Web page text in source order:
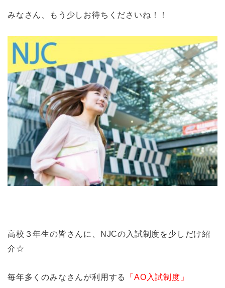
みなさん、もう少しお待ちくださいね！！
高校３年生の皆さんに、NJCの入試制度を少しだけ紹
介☆
毎年多くのみなさんが利用する 「AO入試制度」